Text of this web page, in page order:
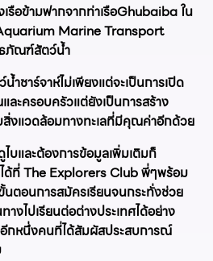
รือข้ามฟากจากท่าเรือGhubaiba ใน
Marine Transport
ภัณฑ์สัตว์น้ำ
ชาร์จาห์ไม่เพียงแต่จะเป็นการเปิด
ะครอบครัวแต่ยังเป็นการสร้าง
สิ่งแวดล้อมทางทะเลที่มีคุณค่าอีกด้วย
บและต้องการข้อมูลเพิ่มเติมก็
ด้ที่ The Explorers Club พี่ๆพร้อม
นตอนการสมัครเรียนจนกระทั่งช่วย
างไปเรียนต่อต่างประเทศได้อย่าง
กหนึ่งคนที่ได้สัมผัสประสบการณ์